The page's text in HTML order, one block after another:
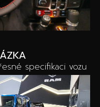
specifikaci vozu